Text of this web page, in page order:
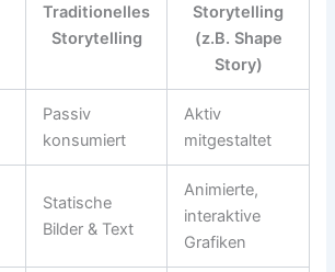
Traditionelles
Storytelling
Storytelling
(z.B. Shape
Story)
Passiv
konsumiert
Aktiv
mitgestaltet
Statische
Bilder & Text
Animierte,
interaktive
Grafiken